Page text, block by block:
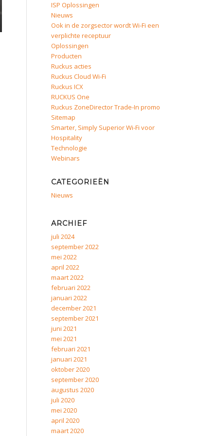
ISP Oplossingen
Nieuws
Ook in de zorgsector wordt Wi-Fi een
verplichte receptuur
Oplossingen
Producten
Ruckus acties
Ruckus Cloud Wi-Fi
Ruckus ICX
RUCKUS One
Ruckus ZoneDirector Trade-In promo
Sitemap
Smarter, Simply Superior Wi-Fi voor
Hospitality
Technologie
Webinars
CATEGORIEËN
Nieuws
ARCHIEF
juli 2024
september 2022
mei 2022
april 2022
maart 2022
februari 2022
januari 2022
december 2021
september 2021
juni 2021
mei 2021
februari 2021
januari 2021
oktober 2020
september 2020
augustus 2020
juli 2020
mei 2020
april 2020
maart 2020